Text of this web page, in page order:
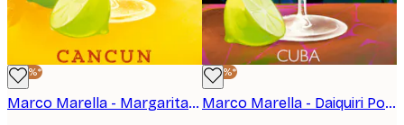
-40%*
Marco Marella - Margarita Poster
-40%*
Marco Marella - Daiquiri Poster